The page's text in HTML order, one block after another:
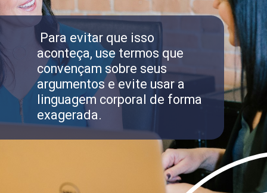
Para evitar que isso
aconteça, use termos que
convençam sobre seus
argumentos e evite usar a
linguagem corporal de forma
exagerada.